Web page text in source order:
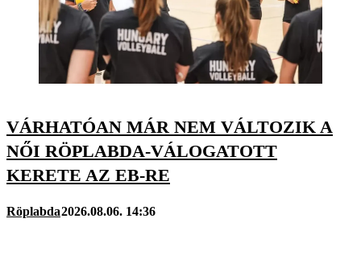
VÁRHATÓAN MÁR NEM VÁLTOZIK A
NŐI RÖPLABDA-VÁLOGATOTT
KERETE AZ EB-RE
Röplabda2026.08.06. 14:36